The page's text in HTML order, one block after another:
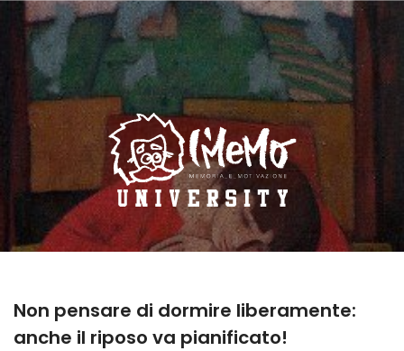
Non pensare di dormire liberamente:
anche il riposo va pianificato!